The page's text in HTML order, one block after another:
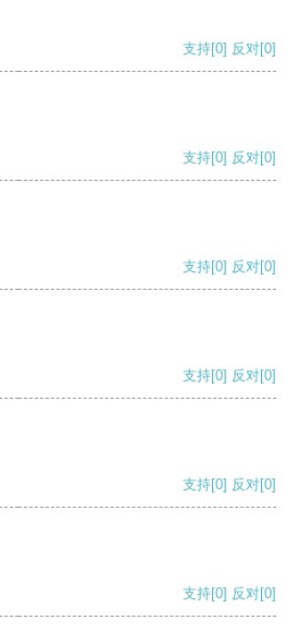
支持[0] 反对[0]
支持[0] 反对[0]
支持[0] 反对[0]
支持[0] 反对[0]
支持[0] 反对[0]
支持[0] 反对[0]